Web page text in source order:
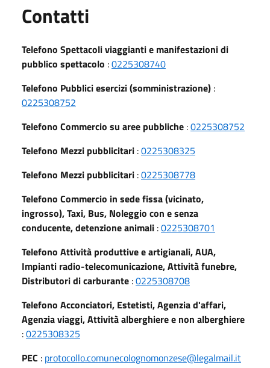
Contatti
Telefono Spettacoli viaggianti e manifestazioni di
pubblico spettacolo :0225308740
Telefono Pubblici esercizi (somministrazione) :
0225308752
Telefono Commercio su aree pubbliche :0225308752
Telefono Mezzi pubblicitari :0225308325
Telefono Mezzi pubblicitari :0225308778
Telefono Commercio in sede fissa (vicinato,
ingrosso), Taxi, Bus, Noleggio con e senza
conducente, detenzione animali :0225308701
Telefono Attività produttive e artigianali, AUA,
Impianti radio-telecomunicazione, Attività funebre,
Distributori di carburante :0225308708
Telefono Acconciatori, Estetisti, Agenzia d'affari,
Agenzia viaggi, Attività alberghiere e non alberghiere
:0225308325
PEC : protocollo.comunecolognomonzese@legalmail.it